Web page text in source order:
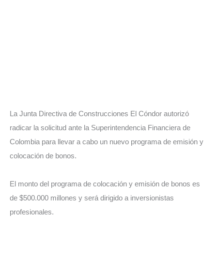
La Junta Directiva de Construcciones El Cóndor autorizó
radicar la solicitud ante la Superintendencia Financiera de
Colombia para llevar a cabo un nuevo programa de emisión y
colocación de bonos.
El monto del programa de colocación y emisión de bonos es
de $500.000 millones y será dirigido a inversionistas
profesionales.